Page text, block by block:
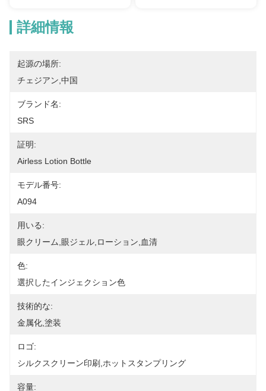
詳細情報
起源の場所:
チェジアン,中国
ブランド名:
SRS
証明:
Airless Lotion Bottle
モデル番号:
A094
用いる:
眼クリーム,眼ジェル,ローション,血清
色:
選択したインジェクション色
技術的な:
金属化,塗装
ロゴ:
シルクスクリーン印刷,ホットスタンプリング
容量: